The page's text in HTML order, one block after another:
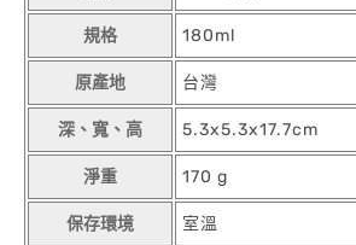
規格 180ml
原產地 台灣
深、寬、高 5.3x5.3x17.7cm
淨重 170 g
保存環境 室溫